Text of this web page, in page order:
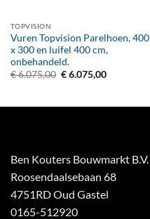
TOPVISION
Vuren Topvision Parelhoen, 400
x 300 en luifel 400 cm,
onbehandeld.
€6.075,00 Oorspronkelijke
€6.075,00Huidige
Ben Kouters Bouwmarkt B.V.
Roosendaalsebaan 68
4751RD Oud Gastel
0165-512920